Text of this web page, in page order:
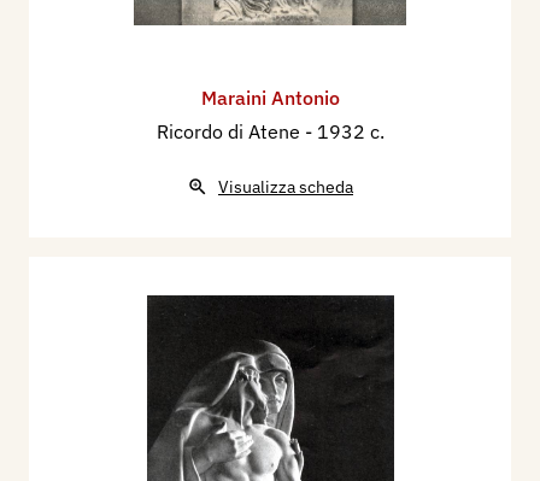
Maraini Antonio
Ricordo di Atene - 1932 c.
Visualizza scheda